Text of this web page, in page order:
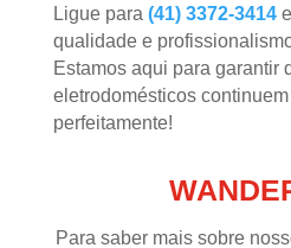
Ligue para (41) 3372-3414e
qualidade e
Estamos aqui para garantir
eletrodomésticos
perfeitamente!
Para saber mais sobre